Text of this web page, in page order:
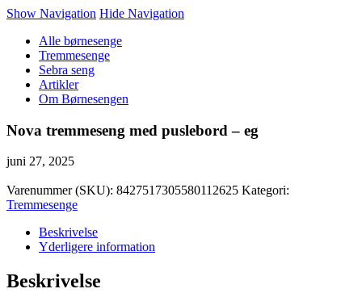
Show Navigation Hide Navigation
Alle børnesenge
Tremmesenge
Sebra seng
Artikler
Om Børnesengen
Nova tremmeseng med puslebord – eg
juni 27, 2025
Varenummer (SKU): 8427517305580112625 Kategori:
Tremmesenge
Beskrivelse
Yderligere information
Beskrivelse